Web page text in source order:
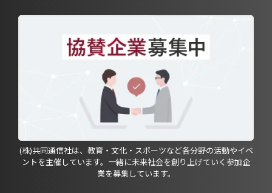
(株)共同通信社は、教育・文化・スポーツなど各分野の活動やイベ
ントを主催しています。一緒に未来社会を創り上げていく参加企
業を募集しています。